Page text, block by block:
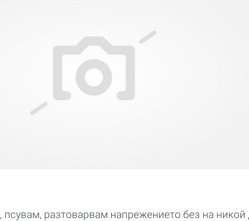
псувам, разтоварвам напрежението без на никой